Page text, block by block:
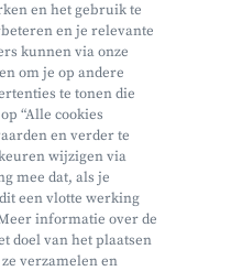
en het gebruik te
en je relevante
kunnen via onze
om je op andere
te tonen die
“Alle cookies
en verder te
wijzigen via
mee dat, als je
een vlotte werking
informatie over de
doel van het plaatsen
ze verzamelen en